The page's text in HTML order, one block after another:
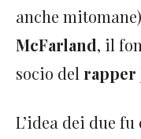
anche mitomane)
McFarland, il
socio del rapper
L’idea dei due